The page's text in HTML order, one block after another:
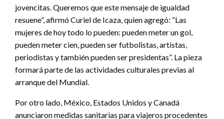
jovencitas. Queremos que este mensaje de igualdad
resuene”, afirmó Curiel de Icaza, quien agregó: “Las
mujeres de hoy todo lo pueden: pueden meter un gol,
pueden meter cien, pueden ser futbolistas, artistas,
periodistas y también pueden ser presidentas”. La pieza
formará parte de las actividades culturales previas al
arranque del Mundial.
Por otro lado, México, Estados Unidos y Canadá
anunciaron medidas sanitarias para viajeros procedentes